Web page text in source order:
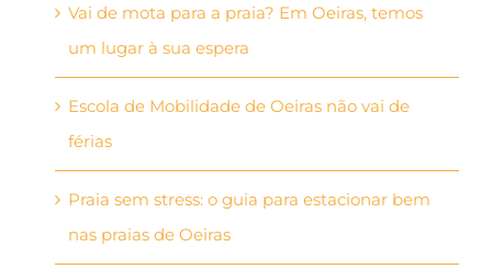
Vai de mota para a praia? Em Oeiras, temos
um lugar à sua espera
Escola de Mobilidade de Oeiras não vai de
férias
Praia sem stress: o guia para estacionar bem
nas praias de Oeiras